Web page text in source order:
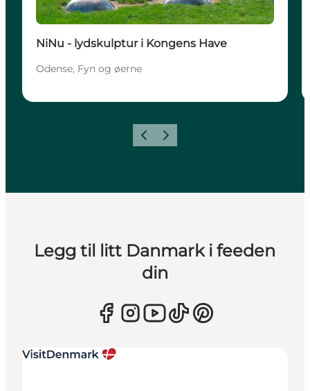
NiNu - lydskulptur i Kongens Have
Odense, Fyn og øerne
ForrigeNeste
Legg til litt Danmark i feeden
din